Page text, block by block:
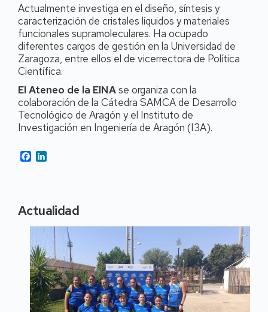
Actualmente investiga en el diseño, síntesis y
caracterización de cristales líquidos y materiales
funcionales supramoleculares. Ha ocupado
diferentes cargos de gestión en la Universidad de
Zaragoza, entre ellos el de vicerrectora de Política
Científica.
El Ateneo de la EINAse organiza con la
colaboración de la Cátedra SAMCA de Desarrollo
Tecnológico de Aragón y el Instituto de
Investigación en Ingeniería de Aragón (I3A).
Facebook
Actualidad